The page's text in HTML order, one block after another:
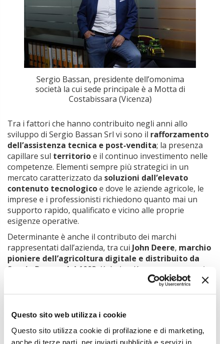
Questo sito web utilizza i cookie
Questo sito utilizza cookie di profilazione e di marketing,
anche di terze parti, per inviarti pubblicità e servizi in
Sergio Bassan, presidente dell’omonima
società la cui sede principale è a Motta di
Costabissara (Vicenza)
Tra i fattori che hanno contribuito negli anni allo
sviluppo di Sergio Bassan Srl vi sono il rafforzamento
dell’assistenza tecnica e post-vendita; la presenza
capillare sul territorioe il continuo investimento nelle
competenze. Elementi sempre più strategici in un
mercato caratterizzato da soluzioni dall’elevato
contenuto tecnologicoe dove le aziende agricole, le
imprese e i professionisti richiedono quanto mai un
supporto rapido, qualificato e vicino alle proprie
esigenze operative.
Determinante è anche il contributo dei marchi
rappresentati dall’azienda, tra cui John Deere, marchio
pioniere dell’agricoltura digitale e distribuito da
Sergio Bassan dal 1993 , Kobelco, Kramer e numerosi
altri brand leader nel settore delle attrezzature